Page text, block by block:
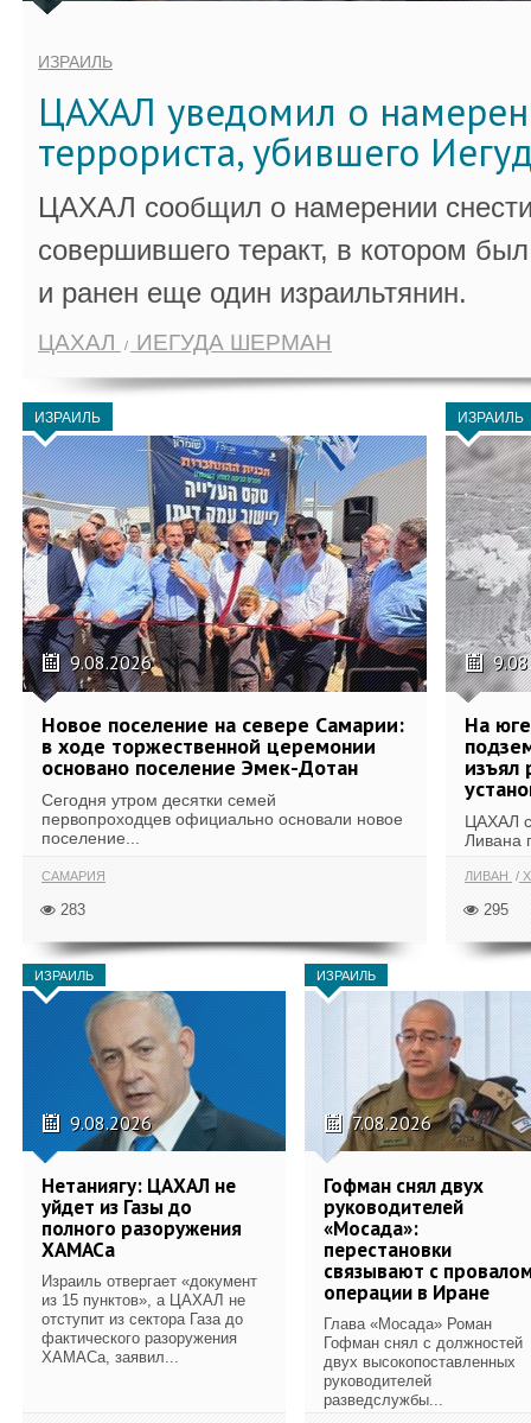
ИЗРАИЛЬ
ЦАХАЛ уведомил о
террориста, убившего
ЦАХАЛ сообщил о намерении
совершившего теракт, в котором
и ранен еще один израильтянин.
ЦАХАЛ ИЕГУДА ШЕРМАН
ИЗРАИЛЬ
9.08.2026
Новое поселение на севере Самарии:
в ходе торжественной церемонии
основано поселение Эмек-Дотан
Сегодня утром десятки семей
первопроходцев официально основали новое
поселение...
САМАРИЯ
283
ИЗРАИЛЬ
На
изъял
ЦАХАЛ
Ливана
ЛИВАН
295
ИЗРАИЛЬ
9.08.2026
Нетаниягу: ЦАХАЛ не
уйдет из Газы до
полного разоружения
ХАМАСа
Израиль отвергает «документ
из 15 пунктов», а ЦАХАЛ не
отступит из сектора Газа до
фактического разоружения
ХАМАСа, заявил...
ИЗРАИЛЬ
7.08.2026
Гофман снял двух
руководителей
«Мосада»:
перестановки
связывают с
операции в Иране
Глава «Мосада» Роман
Гофман снял с должностей
двух высокопоставленных
руководителей
разведслужбы...